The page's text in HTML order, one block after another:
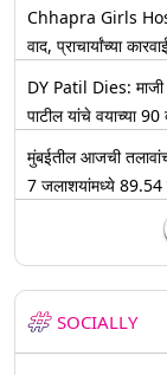
Chhapra Girls
वाद, प्राचार्यांच्या
DY Patil Dies: माजी
पाटील यांचे वयाच्या 90
मुंबईतील आजची
7 जलाशयांमध्ये 89.54
SOCIALLY